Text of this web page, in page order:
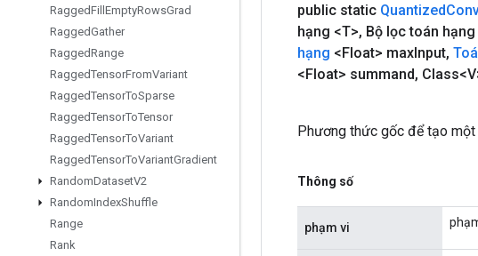
RaggedFill EmptyRowsGrad
RaggedGather
RaggedRange
RaggedTensorFromVariant
RaggedTensorToSparse
RaggedTensorToTensor
RaggedTensorToVariant
RaggedTensorToVariantGradient
RandomDatasetV2
RandomIndexShuffle
Range
Rank
public static Quantized
hạng <T>, Bộ lọc toán hạng
hạng <Float> maxInput,
<Float> summand,
Phương thức gốc để tạo
Thông số
phạm vi